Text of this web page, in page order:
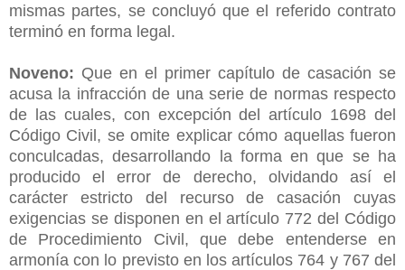
mismas partes, se concluyó que el referido contrato
terminó en forma legal.
Noveno: Que en el primer capítulo de casación se
acusa la infracción de una serie de normas respecto
de las cuales, con excepción del artículo 1698 del
Código Civil, se omite explicar cómo aquellas fueron
conculcadas, desarrollando la forma en que se ha
producido el error de derecho, olvidando así el
carácter estricto del recurso de casación cuyas
exigencias se disponen en el artículo 772 del Código
de Procedimiento Civil, que debe entenderse en
armonía con lo previsto en los artículos 764 y 767 del